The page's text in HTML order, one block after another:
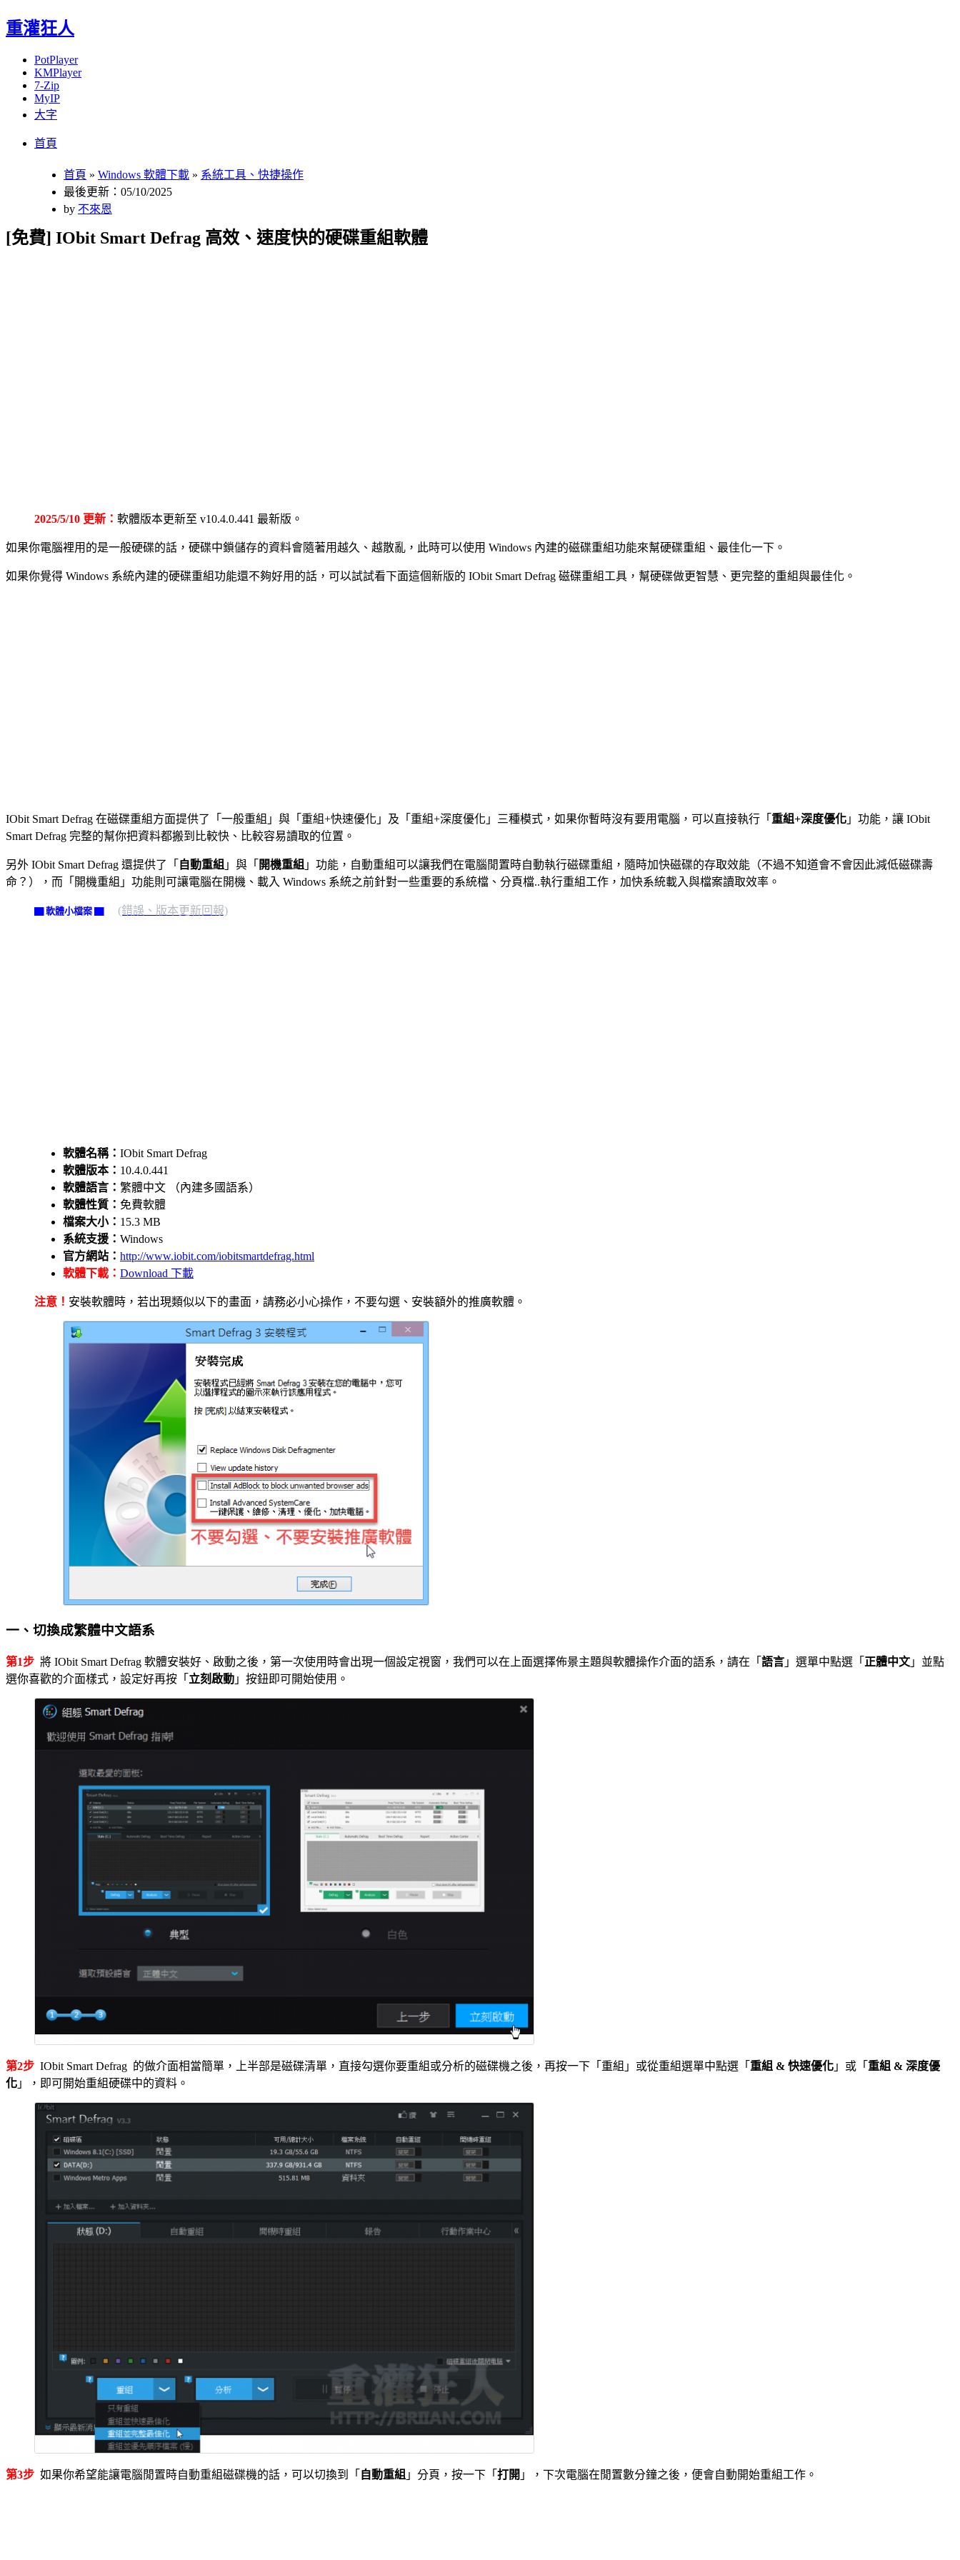
重灌狂人
PotPlayer
KMPlayer
7-Zip
MyIP
大字
首頁
首頁 » Windows 軟體下載 » 系統工具、快捷操作
最後更新：05/10/2025
by 不來恩
[免費] IObit Smart Defrag 高效、速度快的硬碟重組軟體
2025/5/10 更新： 軟體版本更新至 v10.4.0.441 最新版。
如果你電腦裡用的是一般硬碟的話，硬碟中鎖儲存的資料會隨著用越久、越散亂，此時可以使用 Windows 內建的磁碟重組功能來幫硬碟重組、最佳化一下。
如果你覺得 Windows 系統內建的硬碟重組功能還不夠好用的話，可以試試看下面這個新版的 IObit Smart Defrag 磁碟重組工具，幫硬碟做更智慧、更完整的重組與最佳化。
IObit Smart Defrag 在磁碟重組方面提供了「一般重組」與「重組+快速優化」及「重組+深度優化」三種模式，如果你暫時沒有要用電腦，可以直接執行「 重組+深度優化 」功能，讓 IObit
Smart Defrag 完整的幫你把資料都搬到比較快、比較容易讀取的位置。
另外 IObit Smart Defrag 還提供了「 自動重組 」與「 開機重組 」功能，自動重組可以讓我們在電腦閒置時自動執行磁碟重組，隨時加快磁碟的存取效能（不過不知道會不會因此減低磁碟壽
命？），而「開機重組」功能則可讓電腦在開機、載入 Windows 系統之前針對一些重要的系統檔、分頁檔..執行重組工作，加快系統載入與檔案讀取效率。
▇ 軟體小檔案 ▇ (錯誤、版本更新回報)
軟體名稱： IObit Smart Defrag
軟體版本： 10.4.0.441
軟體語言： 繁體中文 （內建多國語系）
軟體性質： 免費軟體
檔案大小： 15.3 MB
系統支援： Windows
官方網站： http://www.iobit.com/iobitsmartdefrag.html
軟體下載： Download 下載
注意！ 安裝軟體時，若出現類似以下的畫面，請務必小心操作，不要勾選、安裝額外的推廣軟體。
一、切換成繁體中文語系
第1步 將 IObit Smart Defrag 軟體安裝好、啟動之後，第一次使用時會出現一個設定視窗，我們可以在上面選擇佈景主題與軟體操作介面的語系，請在「 語言 」選單中點選「 正體中文 」並點
選你喜歡的介面樣式，設定好再按「 立刻啟動 」按鈕即可開始使用。
第2步 IObit Smart Defrag 的做介面相當簡單，上半部是磁碟清單，直接勾選你要重組或分析的磁碟機之後，再按一下「重組」或從重組選單中點選「 重組 & 快速優化 」或「 重組 & 深度優
化 」，即可開始重組硬碟中的資料。
第3步 如果你希望能讓電腦閒置時自動重組磁碟機的話，可以切換到「 自動重組 」分頁，按一下「 打開 」，下次電腦在閒置數分鐘之後，便會自動開始重組工作。